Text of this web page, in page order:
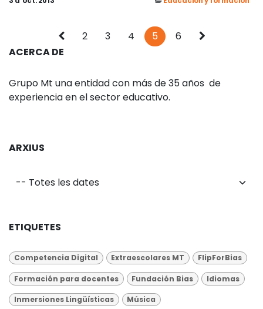
2 3 4 5
6
ACERCA DE
Grupo Mt una entidad con más de 35 años de
experiencia en el sector educativo.
ARXIUS
ETIQUETES
Competencia Digital Extraescolares MT FlipForBias
Formación para docentes Fundación Bias Idiomas
Inmersiones Lingüísticas Música